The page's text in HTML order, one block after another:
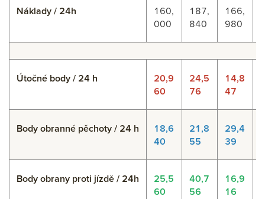
Náklady / 24h
160,
000
187,
840
166,
980
Útočné body / 24 h
20,9
60
24,5
76
14,8
47
Body obranné pěchoty / 24 h
18,6
40
21,8
55
29,4
39
Body obrany proti jízdě / 24h
25,5
60
40,7
56
16,9
16